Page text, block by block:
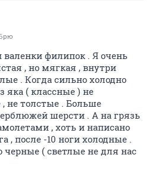
Брю
филипок . Я очень
, но мягкая , внутри
. Когда сильно холодно
яка ( классные ) не
не толстые . Больше
шерсти . А на грязь
, хоть и написано
, после -10 ноги холодные .
черные ( светлые не для нас